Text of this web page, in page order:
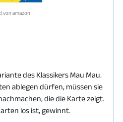
von amazon
des Klassikers Mau Mau.
ablegen dürfen, müssen sie
die die Karte zeigt.
los ist, gewinnt.